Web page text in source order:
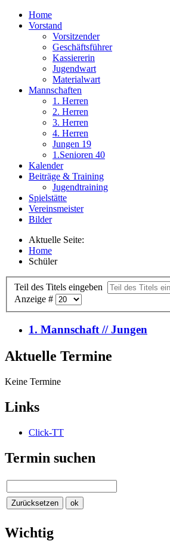
Home
Vorstand
Vorsitzender
Geschäftsführer
Kassiererin
Jugendwart
Materialwart
Mannschaften
1. Herren
2. Herren
3. Herren
4. Herren
Jungen 19
1.Senioren 40
Kalender
Beiträge & Training
Jugendtraining
Spielstätte
Vereinsmeister
Bilder
Aktuelle Seite:
Home
Schüler
Teil des Titels eingeben
Anzeige #
1. Mannschaft // Jungen
Aktuelle Termine
Keine Termine
Links
Click-TT
Termin suchen
Wichtig